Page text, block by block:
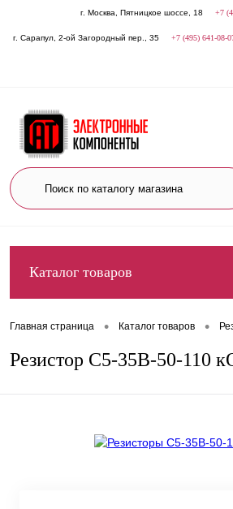
г. Москва, Пятницкое шоссе, 18 +7
г. Сарапул, 2-ой Загородный пер., 35 +7 (495) 641-08-
Каталог товаров
Главная страница • Каталог товаров •
Резистор С5-35В-50-110